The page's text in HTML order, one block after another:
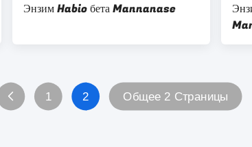
Энзим Habio бета Mannanase
1 2 Общее 2 Страницы